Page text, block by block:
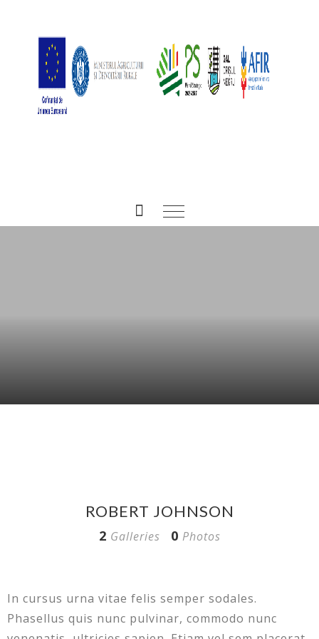
ROBERT JOHNSON
2 Galleries 0 Photos
In cursus urna vitae felis semper sodales.
Phasellus quis nunc pulvinar, commodo nunc